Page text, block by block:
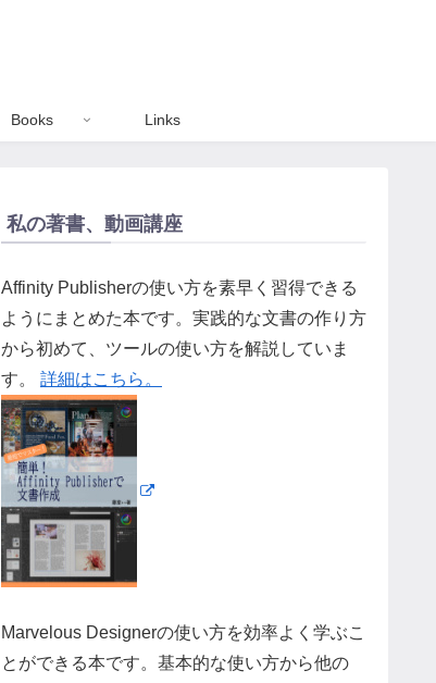
Books Links
私の著書、動画講座
Affinity Publisherの使い方を素早く習得できる
ようにまとめた本です。実践的な文書の作り方
から初めて、ツールの使い方を解説していま
す。 詳細はこちら。
Marvelous Designerの使い方を効率よく学ぶこ
とができる本です。基本的な使い方から他の